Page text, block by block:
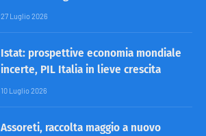
27 Luglio 2026
Istat: prospettive economia mondiale
incerte, PIL Italia in lieve crescita
10 Luglio 2026
Assoreti, raccolta maggio a nuovo